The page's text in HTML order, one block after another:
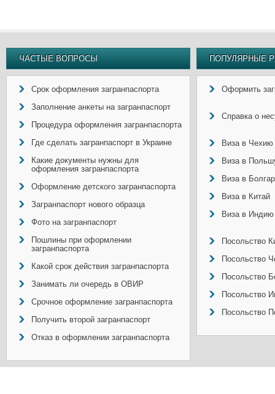
ЧАСТЫЕ ВОПРОСЫ
Срок оформления загранпаспорта
Заполнение анкеты на загранпаспорт
Процедура оформления загранпаспорта
Где сделать загранпаспорт в Украине
Какие документы нужны для
оформления загранпаспорта
Оформление детского загранпаспорта
Загранпаспорт нового образца
Фото на загранпаспорт
Пошлины при оформлении
загранпаспорта
Какой срок действия загранпаспорта
Занимать ли очередь в ОВИР
Срочное оформление загранпаспорта
Получить второй загранпаспорт
Отказ в оформлении загранпаспорта
ПОПУЛЯРНЫЕ
Оформить
Справка о
Виза в Чехию
Виза в
Виза в
Виза в Китай
Виза в Индию
Посольство
Посольство
Посольство
Посольство
Посольство